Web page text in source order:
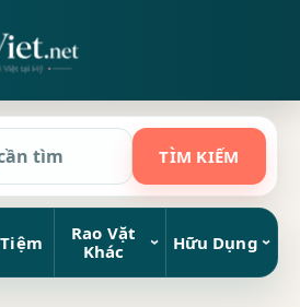
Rao Vặt
Khác
Hữu Dụng